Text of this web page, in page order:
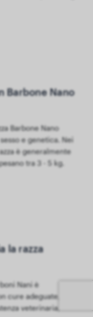
Barbone Nano
Barbone Nano
e genetica. Nei
è generalmente
tra 3 - 5 kg.
la razza
Nani è
cure adeguate, una
veterinaria,